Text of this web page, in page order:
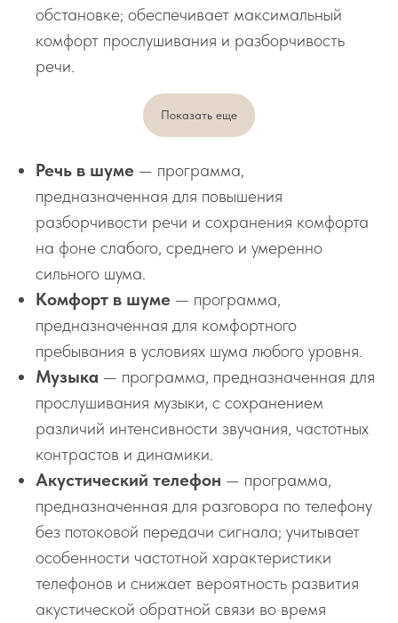
обстановке; обеспечивает максимальный
комфорт прослушивания и разборчивость
речи.
Показать еще
Речь в шуме — программа,
предназначенная для повышения
разборчивости речи и сохранения комфорта
на фоне слабого, среднего и умеренно
сильного шума.
Комфорт в шуме — программа,
предназначенная для комфортного
пребывания в условиях шума любого уровня.
Музыка — программа, предназначенная для
прослушивания музыки, с сохранением
различий интенсивности звучания, частотных
контрастов и динамики.
Акустический телефон — программа,
предназначенная для разговора по телефону
без потоковой передачи сигнала; учитывает
особенности частотной характеристики
телефонов и снижает вероятность развития
акустической обратной связи во время